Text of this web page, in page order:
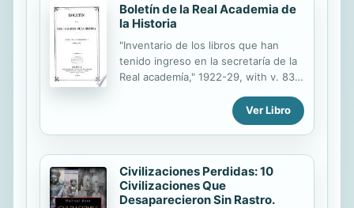
releer, repensar y rediscutir el
pasado, pero muy especialmente, a
debatir en torno al presente y al
futuro de las sociedades que
cohabitan en el Wallmapu y en el
Chile del siglo XXI. Los actuales
procesos de revitalización de la
lengua, visibilización de colectivos
Boletín de la Real Academia de
la Historia
"Inventario de los libros que han
tenido ingreso en la secretaría de la
Real academía," 1922-29, with v. 83,
Ver Libro
Civilizaciones Perdidas: 10
Civilizaciones Que
Desaparecieron Sin Rastro.